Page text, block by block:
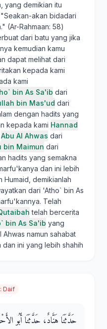
yang demikian itu
akan bidadari
(Ar-Rahmaan: 58)
dari batu yang jika
kemudian kamu
dapat melihat dari
kepada kami
kami
bin As Sa'ib dari
bin Mas'ud dari
dengan hadits yang
kepada kami Hannad
Abu Al Ahwas dari
bin Maimun dari
hadits yang semakna
dan ini lebih
Humaid, demikianlah
dari 'Atho` bin As
Telah
telah bercerita
bin As Sa'ib yang
namun sahabat
ini yang lebih shahih
: Daif
حَدَّثَنَا هَنَّادٌ، حَدَّثَنَا أَبُو